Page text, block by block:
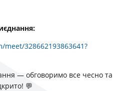
328662193863641?
— обговоримо все чесно та
💬